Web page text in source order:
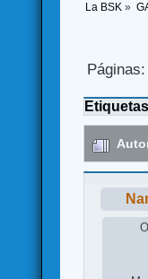
La BSK »
Páginas: